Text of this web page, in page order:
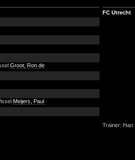
FC Utrecht
Groot, Ron de
Meijers, Paul
Trainer: Han